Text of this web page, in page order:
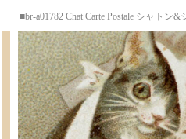
■br-a01782 Chat Carte Postale シャトン